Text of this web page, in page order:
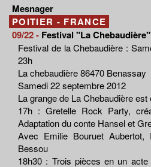
Mesnager
POITIER - FRANCE
09/22 - Festival "La Chebaudière"
Festival de la Chebaudière :
23h
La chebaudière 86470 Benassay
Samedi 22 septembre 2012
La grange de La Chebaudière est
17h : Gretelle Rock Party,
Adaptation du conte Hansel et
Avec Emilie Bouruet Aubertot,
Bessou
18h30 : Trois pièces en un